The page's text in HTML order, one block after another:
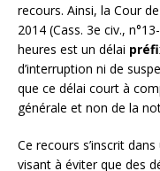
recours. Ainsi, la Cour
2014 (Cass. 3e civ.,
heures est un délai
d’interruption ni de
que ce délai court à
générale et non de la
Ce recours s’inscrit
visant à éviter que des